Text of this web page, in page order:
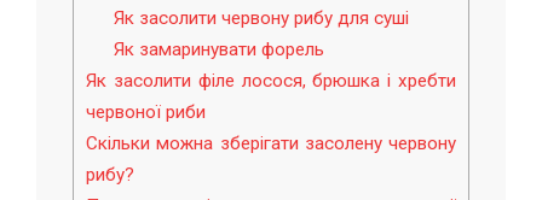
Як засолити червону рибу для суші
Як замаринувати форель
Як засолити філе лосося, брюшка і хребти
червоної риби
Скільки можна зберігати засолену червону
рибу?